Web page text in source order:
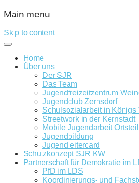
Main menu
Skip to content
Home
Über uns
Der SJR
Das Team
Jugendfreizeitzentrum
Jugendclub Zernsdorf
Schulsozialarbeit in Königs
Streetwork in der Kernstadt
Mobile Jugendarbeit
Jugendbildung
Jugendleitercard
Schutzkonzept SJR KW
Partnerschaft für Demokratie im
PfD im LDS
Koordinierungs- und